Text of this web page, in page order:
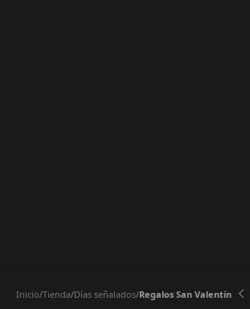
Inicio Tienda Días señalados Regalos San Valentín